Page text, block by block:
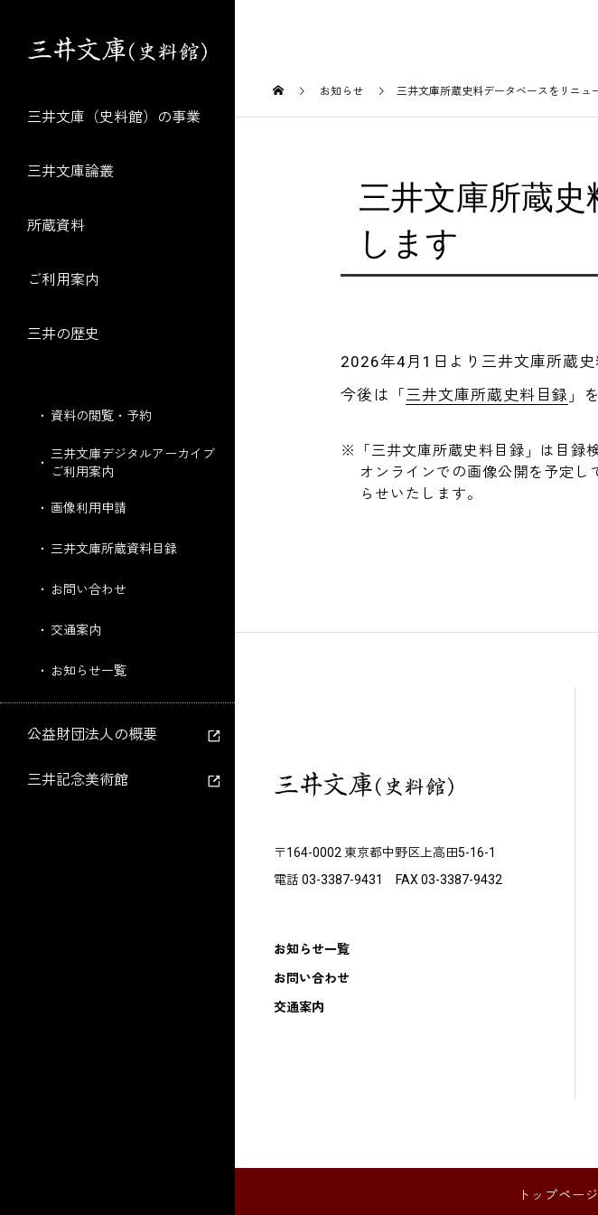
三井文庫（史料館）の事業
三井文庫論叢
所蔵資料
ご利用案内
三井の歴史
資料の閲覧・予約
三井文庫デジタルアーカイブ
ご利用案内
画像利用申請
三井文庫所蔵資料目録
お問い合わせ
交通案内
お知らせ一覧
公益財団法人の概要
三井記念美術館
お知らせ 三井文庫所蔵史料データベースをリニュ
三井文庫所蔵
します
2026年4月1日より三井文庫所蔵史
今後は「三井文庫所蔵史料目録 」
※「三井文庫所蔵史料目録」は目録
オンラインでの画像公開を予定
らせいたします。
〒164-0002 東京都中野区上高田5-16-1
電話 03-3387-9431 FAX 03-3387-9432
お知らせ一覧
お問い合わせ
交通案内
トップページ